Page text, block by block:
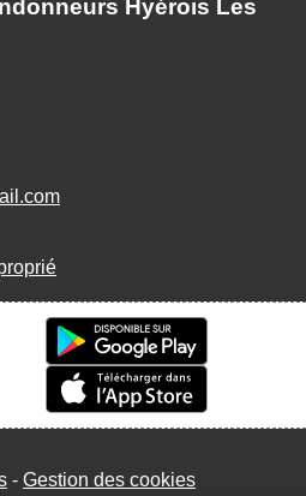
Hyérois Les
Gestion des cookies